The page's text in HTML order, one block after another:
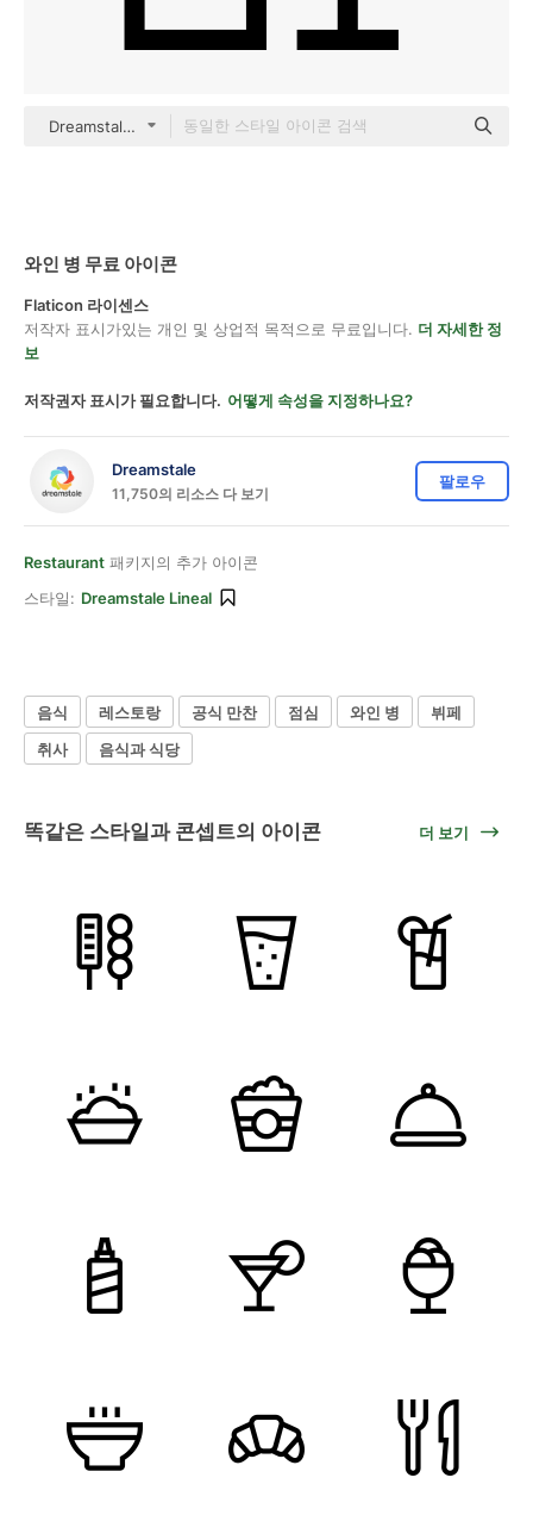
Dreamstale Lineal
와인 병 무료 아이콘
Flaticon 라이센스
저작자 표시가있는 개인 및 상업적 목적으로 무료입니다. 더 자세한 정
보
저작권자 표시가 필요합니다. 어떻게 속성을 지정하나요?
Dreamstale
11,750의 리소스 다 보기
팔로우
Restaurant 패키지의 추가 아이콘
스타일: Dreamstale Lineal
음식 레스토랑 공식 만찬 점심 와인 병
뷔페
취사
음식과 식당
똑같은 스타일과 콘셉트의 아이콘 더 보기